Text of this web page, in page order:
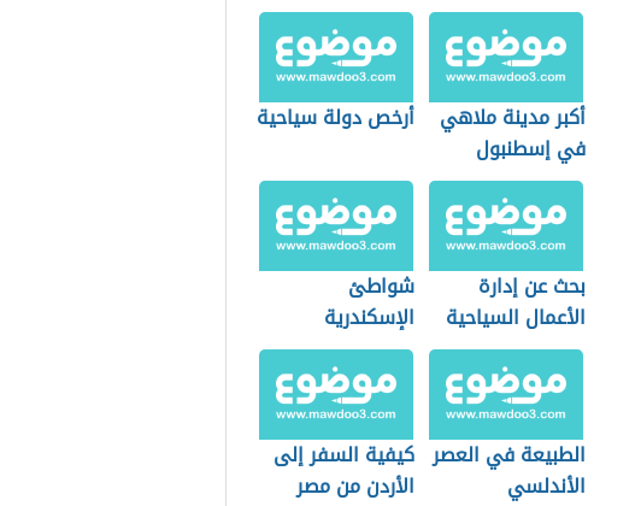
أكبر مدينة ملاهي
في إسطنبول
أرخص دولة سياحية
بحث عن إدارة
الأعمال السياحية
شواطئ
الإسكندرية
الطبيعة في العصر
الأندلسي
كيفية السفر إلى
الأردن من مصر